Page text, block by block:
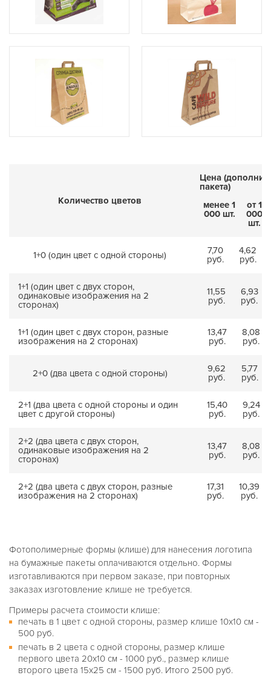
Количество цветов
Цена
пакета)
менее 1
000 шт.
от 1
000
шт.
1+0 (один цвет с одной стороны)
7,70
руб.
4,62
руб.
1+1 (один цвет с двух сторон,
одинаковые изображения на 2
сторонах)
11,55
руб.
6,93
руб.
1+1 (один цвет с двух сторон, разные
изображения на 2 сторонах)
13,47
руб.
8,08
руб.
2+0 (два цвета с одной стороны)
9,62
руб.
5,77
руб.
2+1 (два цвета с одной стороны и один
цвет с другой стороны)
15,40
руб.
9,24
руб.
2+2 (два цвета с двух сторон,
одинаковые изображения на 2
сторонах)
13,47
руб.
8,08
руб.
2+2 (два цвета с двух сторон, разные
изображения на 2 сторонах)
17,31
руб.
10,39
руб.
Фотополимерные формы (клише) для нанесения логотипа
на бумажные пакеты оплачиваются отдельно. Формы
изготавливаются при первом заказе, при повторных
заказах изготовление клише не требуется.
Примеры расчета стоимости клише:
печать в 1 цвет с одной стороны, размер клише 10х10 см -
500 руб.
печать в 2 цвета с одной стороны, размер клише
первого цвета 20х10 см - 1000 руб., размер клише
второго цвета 15х25 см - 1500 руб. Итого 2500 руб.